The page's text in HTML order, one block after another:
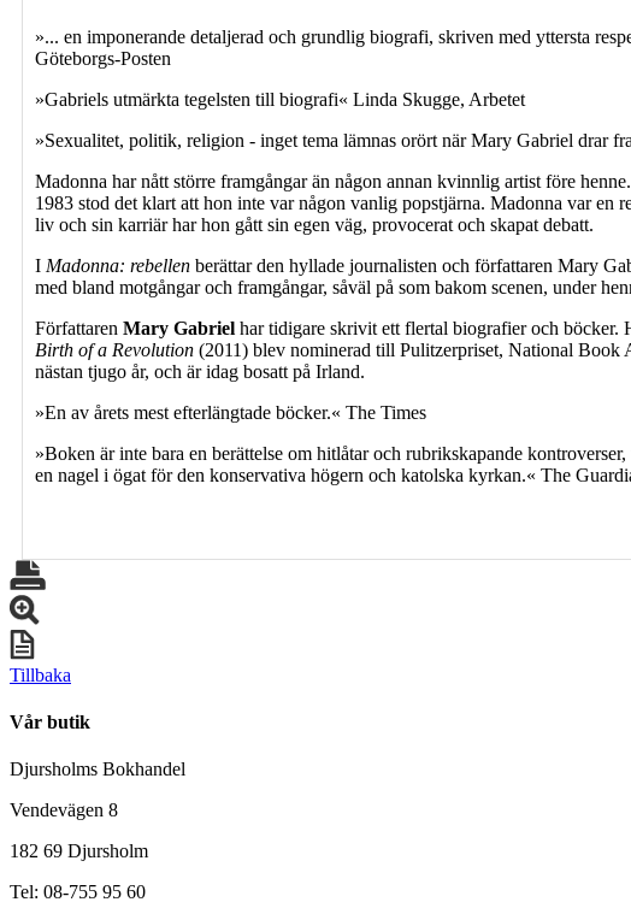
»... en imponerande detaljerad och grundlig biografi, skriven med yttersta
Göteborgs-Posten
»Gabriels utmärkta tegelsten till biografi« Linda Skugge, Arbetet
»Sexualitet, politik, religion - inget tema lämnas orört när Mary Gabriel drar
Madonna har nått större framgångar än någon annan kvinnlig artist före
1983 stod det klart att hon inte var någon vanlig popstjärna. Madonna var
liv och sin karriär har hon gått sin egen väg, provocerat och skapat debatt.
I Madonna: rebellen berättar den hyllade journalisten och författaren Mary
med bland motgångar och framgångar, såväl på som bakom scenen, under
Författaren Mary Gabriel har tidigare skrivit ett flertal biografier och böcker.
Birth of a Revolution (2011) blev nominerad till Pulitzerpriset, National Book
nästan tjugo år, och är idag bosatt på Irland.
»En av årets mest efterlängtade böcker.« The Times
»Boken är inte bara en berättelse om hitlåtar och rubrikskapande
en nagel i ögat för den konservativa högern och katolska kyrkan.« The
Tillbaka
Vår butik
Djursholms Bokhandel
Vendevägen 8
182 69 Djursholm
Tel: 08-755 95 60